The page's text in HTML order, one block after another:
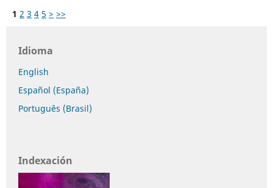
1 2 3 4 5 > >>
Idioma
English
Español (España)
Português (Brasil)
Indexación